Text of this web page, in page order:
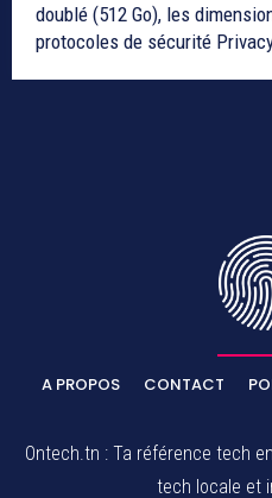
doublé (512 Go), les
protocoles de sécurité
A PROPOS CONTACT
Ontech.tn : Ta référence tech
tech locale et